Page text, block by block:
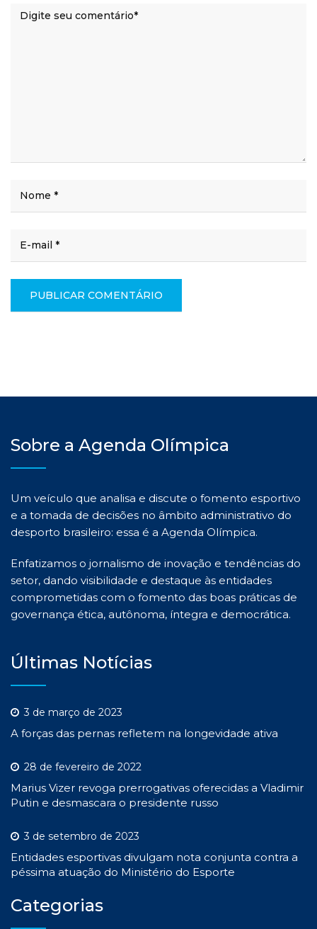
Sobre a Agenda Olímpica
Um veículo que analisa e discute o fomento esportivo
e a tomada de decisões no âmbito administrativo do
desporto brasileiro: essa é a Agenda Olímpica.
Enfatizamos o jornalismo de inovação e tendências do
setor, dando visibilidade e destaque às entidades
comprometidas com o fomento das boas práticas de
governança ética, autônoma, íntegra e democrática.
Últimas Notícias
3 de março de 2023
A forças das pernas refletem na longevidade ativa
28 de fevereiro de 2022
Marius Vizer revoga prerrogativas oferecidas a Vladimir
Putin e desmascara o presidente russo
3 de setembro de 2023
Entidades esportivas divulgam nota conjunta contra a
péssima atuação do Ministério do Esporte
Categorias